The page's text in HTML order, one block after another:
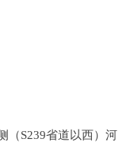
（S239省道以西）河